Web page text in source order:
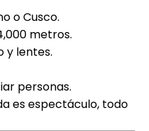
o Cusco.
metros.
y lentes.
personas.
es espectáculo, todo